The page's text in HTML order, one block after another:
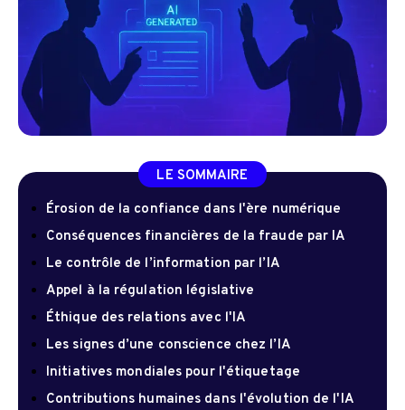
LE SOMMAIRE
Érosion de la confiance dans l'ère numérique
Conséquences financières de la fraude par IA
Le contrôle de l’information par l’IA
Appel à la régulation législative
Éthique des relations avec l'IA
Les signes d’une conscience chez l’IA
Initiatives mondiales pour l'étiquetage
Contributions humaines dans l'évolution de l'IA